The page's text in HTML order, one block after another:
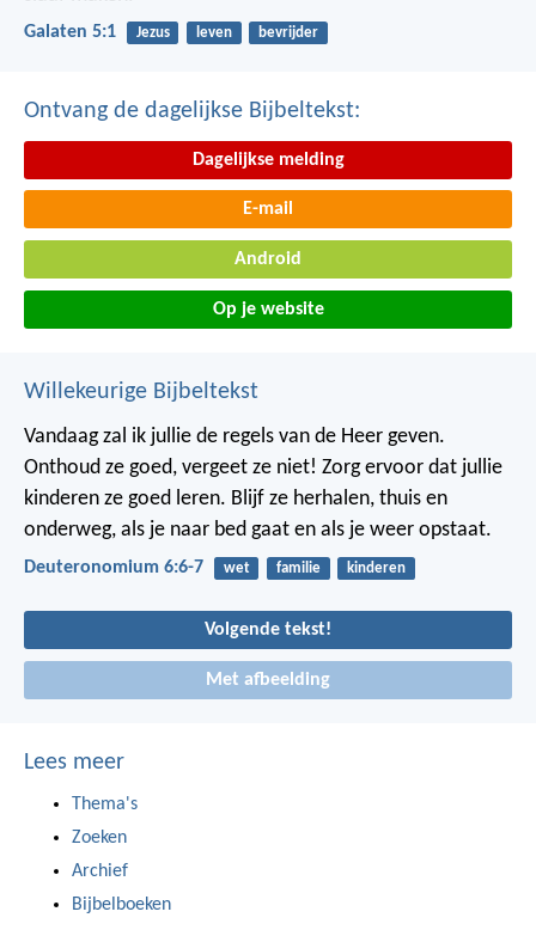
Galaten 5:1 Jezus leven bevrijder
Ontvang de dagelijkse Bijbeltekst:
Dagelijkse melding
E-mail
Android
Op je website
Willekeurige Bijbeltekst
Vandaag zal ik jullie de regels van de Heer geven.
Onthoud ze goed, vergeet ze niet! Zorg ervoor dat jullie
kinderen ze goed leren. Blijf ze herhalen, thuis en
onderweg, als je naar bed gaat en als je weer opstaat.
Deuteronomium 6:6-7 wet familie kinderen
Volgende tekst!
Met afbeelding
Lees meer
Thema's
Zoeken
Archief
Bijbelboeken